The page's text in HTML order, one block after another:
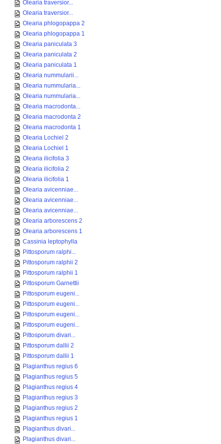
Olearia traversior...
Olearia traversior...
Olearia phlogopappa 2
Olearia phlogopappa 1
Olearia paniculata 3
Olearia paniculata 2
Olearia paniculata 1
Olearia nummularii...
Olearia nummularia...
Olearia nummularia...
Olearia macrodonta...
Olearia macrodonta 2
Olearia macrodonta 1
Olearia Lochiel 2
Olearia Lochiel 1
Olearia ilicifolia 3
Olearia ilicifolia 2
Olearia ilicifolia 1
Olearia avicenniae...
Olearia avicenniae...
Olearia avicenniae...
Olearia arborescens 2
Olearia arborescens 1
Cassinia leptophylla
Pittosporum ralphi...
Pittosporum ralphii 2
Pittosporum ralphii 1
Pittosporum Garnettii
Pittosporum eugeni...
Pittosporum eugeni...
Pittosporum eugeni...
Pittosporum eugeni...
Pittosporum divari...
Pittosporum dallii 2
Pittosporum dallii 1
Plagianthus regius 6
Plagianthus regius 5
Plagianthus regius 4
Plagianthus regius 3
Plagianthus regius 2
Plagianthus regius 1
Plagianthus divari...
Plagianthus divari...